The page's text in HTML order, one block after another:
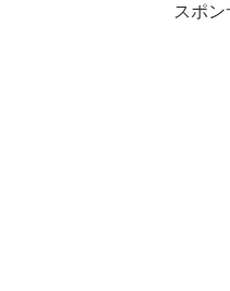
スポン